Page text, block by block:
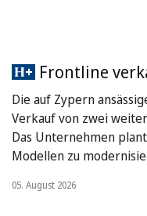
Frontline
Die auf Zypern
Verkauf von zwei
Das Unternehmen
Modellen zu
05. August 2026